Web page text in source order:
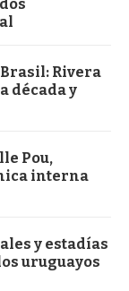
Rivera
década y
Pou,
interna
y estadías
uruguayos